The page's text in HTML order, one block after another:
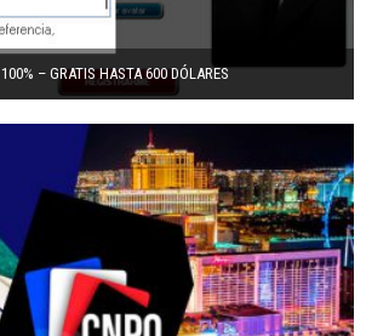
– GRATIS HASTA 600 DÓLARES